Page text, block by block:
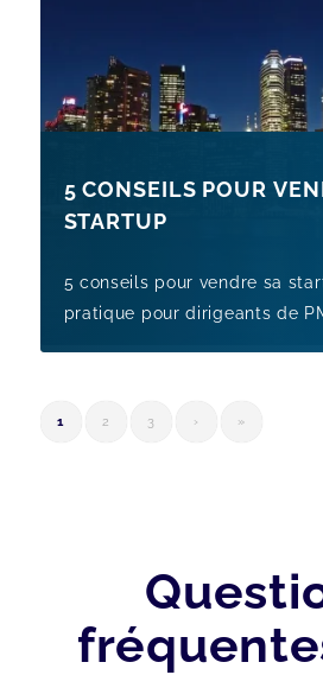
5 CONSEILS POUR
STARTUP
5 conseils pour vendre sa
pratique pour dirigeants de
1 2 3 › »